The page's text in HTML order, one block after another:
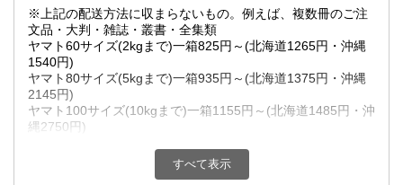
※上記の配送方法に収まらないもの。例えば、複数冊のご注
文品・大判・雑誌・叢書・全集類
ヤマト60サイズ(2kgまで)一箱825円～(北海道1265円・沖縄
1540円)
ヤマト80サイズ(5kgまで)一箱935円～(北海道1375円・沖縄
2145円)
ヤマト100サイズ(10kgまで)一箱1155円～(北海道1485円・沖
縄2750円)
すべて表示